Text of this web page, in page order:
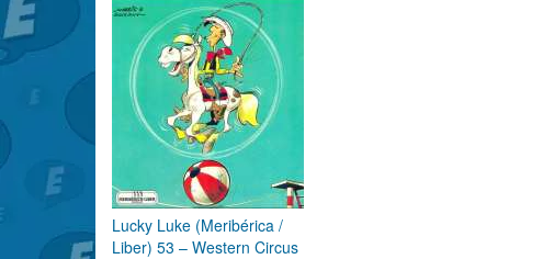
Lucky Luke (Meribérica /
Liber) 53 – Western Circus